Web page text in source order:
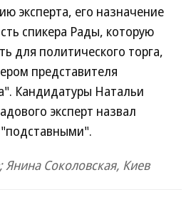
эксперта, его назначение
спикера Рады, которую
для политического торга,
представителя
Кандидатуры Натальи
эксперт назвал
Соколовская, Киев